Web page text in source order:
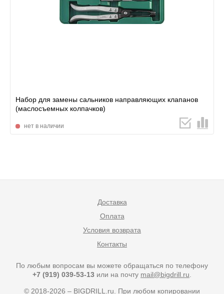
Набор для замены сальников направляющих клапанов
(маслосъемных колпачков)
нет в наличии
Доставка
Оплата
Условия возврата
Контакты
По любым вопросам вы можете обращаться по телефону
+7 (919) 039-53-13 или на почту mail@bigdrill.ru
© 2018-2026 – BIGDRILL.ru. При любом копировании